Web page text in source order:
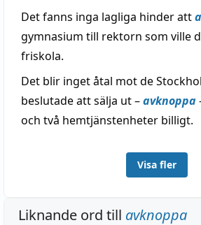
Det fanns inga lagliga hinder att
gymnasium till rektorn som ville
friskola.
Det blir inget åtal mot de
beslutade att sälja ut –avknoppa
och två hemtjänstenheter billigt.
Visa fler
Liknande ord till avknoppa